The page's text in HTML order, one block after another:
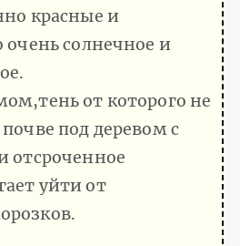
красные и
очень солнечное и
от которого не
почве под деревом с
отсроченное
уйти от